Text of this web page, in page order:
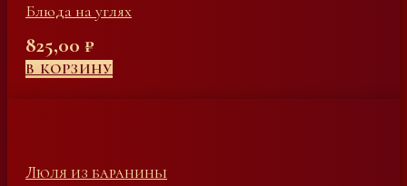
Блюда на углях
825,00 ₽
В КОРЗИНУ
Люля из баранины